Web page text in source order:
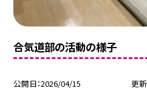
合気道部の活動の様子
公開日 2026/04/15 更